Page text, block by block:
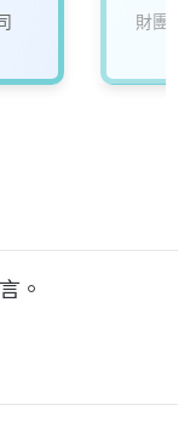
財團法
。